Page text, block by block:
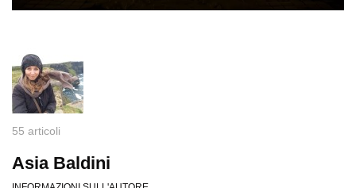
55 articoli
Asia Baldini